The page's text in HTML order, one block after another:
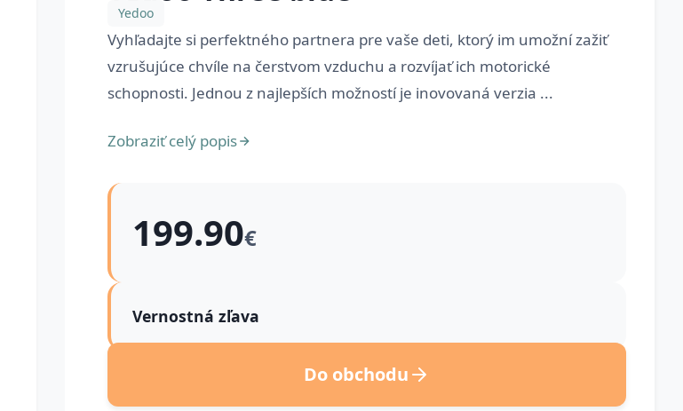
Yedoo
Vyhľadajte si perfektného partnera pre vaše deti, ktorý im umožní zažiť
vzrušujúce chvíle na čerstvom vzduchu a rozvíjať ich motorické
schopnosti. Jednou z najlepších možností je inovovaná verzia ...
Zobraziť celý popis
199.90€
Vernostná zľava
Do obchodu